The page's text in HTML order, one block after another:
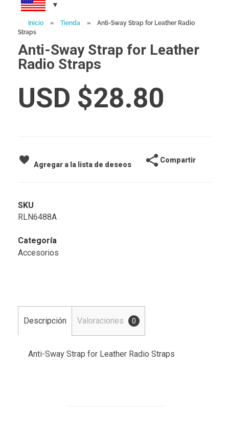
Inicio » Tienda »
Anti-Sway Strap for Leather Radio
Straps
Anti-Sway Strap for Leather
Radio Straps
USD $28.80
Agregar a la lista de deseos
Compartir
SKU
RLN6488A
Categoría
Accesorios
Descripción Valoraciones 0
Anti-Sway Strap for Leather Radio Straps